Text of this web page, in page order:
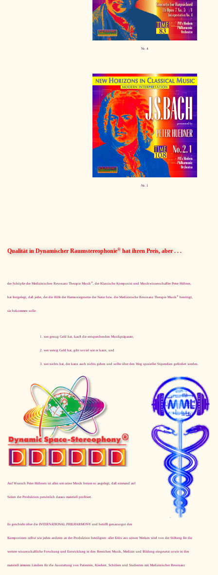
Nr. 4
Nr. 1
Qualität in Dynamischer Raumstereophonie® hat ihren Preis, aber . . .
der Schöpfer der Medizinischen Resonanz Therapie Musik®, der Klassische Komponist und Musikwissenschaftler Peter Hübner,
hat festgelegt, daß jeder, der die Hilfe der Harmoniegesetze der Natur bzw. die Medizinische Resonanz Therapie Musik® benötigt,
sie bekommen solle:
wer genug Geld hat, kauft die entsprechenden Musikpräparate,
wer wenig Geld hat, gibt soviel wie er kann, und
wer nichts hat, der kann auch nichts geben und sollte über den Weg spezieller Stipendien gefördert werden.
Auf Wunsch Peter Hübners ist alles um seine Musik herum so angelegt, daß niemand auf
Seiten der Produktion persönlich daraus materiell profitiert.
Es geschieht über die INTERNATIONAL PHILHARMONY und betrifft ge­nau­so­gut den
Komponisten selbst wie jeden anderen an der Produktion beteiligten: aller Erlös aus seinen Werken wird von der Stiftung für die
weitere wissenschaftliche Forschung und Entwicklung in den Bereichen Musik, Medizin und Bildung eingesetzt sowie in den
materiell ärmeren Ländern für die Ausstattung von Patienten, Kindern, Schülern und Studenten mit Medizinischer Resonanz